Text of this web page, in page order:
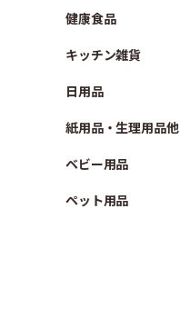
健康食品
キッチン雑貨
日用品
紙用品・生理用品他
ベビー用品
ペット用品